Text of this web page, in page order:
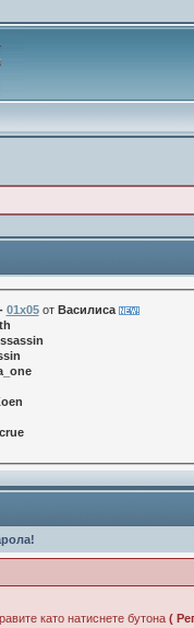
01х05от Василиса
като натиснете бутона(